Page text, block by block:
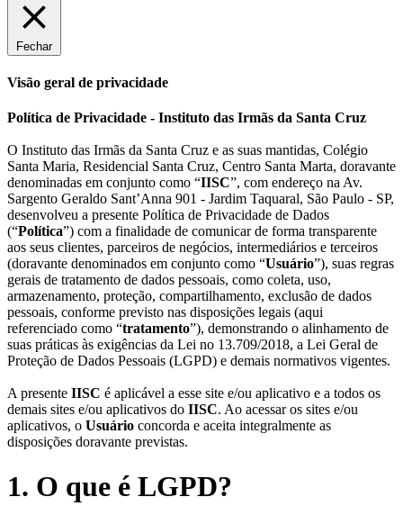
Fechar
Visão geral de privacidade
Política de Privacidade - Instituto das Irmãs da Santa Cruz
O Instituto das Irmãs da Santa Cruz e as suas mantidas, Colégio
Santa Maria, Residencial Santa Cruz, Centro Santa Marta, doravante
denominadas em conjunto como “IISC”, com endereço na Av.
Sargento Geraldo Sant’Anna 901 - Jardim Taquaral, São Paulo - SP,
desenvolveu a presente Política de Privacidade de Dados
(“Política”) com a finalidade de comunicar de forma transparente
aos seus clientes, parceiros de negócios, intermediários e terceiros
(doravante denominados em conjunto como “Usuário”), suas regras
gerais de tratamento de dados pessoais, como coleta, uso,
armazenamento, proteção, compartilhamento, exclusão de dados
pessoais, conforme previsto nas disposições legais (aqui
referenciado como “tratamento”), demonstrando o alinhamento de
suas práticas às exigências da Lei no 13.709/2018, a Lei Geral de
Proteção de Dados Pessoais (LGPD) e demais normativos vigentes.
A presente IISC é aplicável a esse site e/ou aplicativo e a todos os
demais sites e/ou aplicativos do IISC. Ao acessar os sites e/ou
aplicativos, o Usuário concorda e aceita integralmente as
disposições doravante previstas.
1. O que é LGPD?